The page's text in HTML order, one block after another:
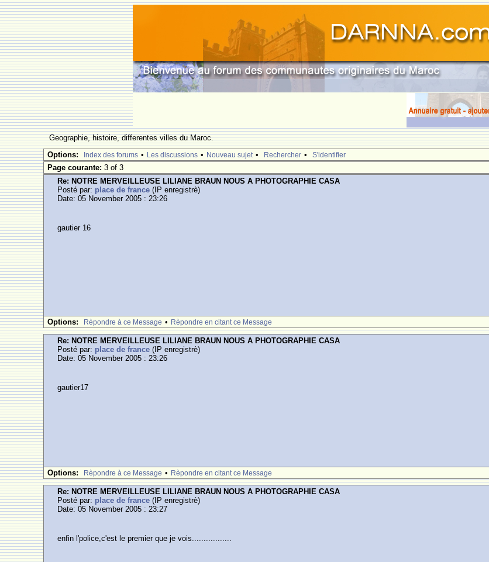
Geographie, histoire, differentes villes du Maroc.
Options: Index des forums • Les discussions • Nouveau sujet • Rechercher • S'identifier
Page courante:3 of 3
Re: NOTRE MERVEILLEUSE LILIANE BRAUN NOUS A PHOTOGRAPHIE CASA
Posté par: place de france (IP enregistrè)
Date: 05 November 2005 : 23:26
gautier 16
Options: Rèpondre à ce Message • Rèpondre en citant ce Message
Re: NOTRE MERVEILLEUSE LILIANE BRAUN NOUS A PHOTOGRAPHIE CASA
Posté par: place de france (IP enregistrè)
Date: 05 November 2005 : 23:26
gautier17
Options: Rèpondre à ce Message • Rèpondre en citant ce Message
Re: NOTRE MERVEILLEUSE LILIANE BRAUN NOUS A PHOTOGRAPHIE CASA
Posté par: place de france (IP enregistrè)
Date: 05 November 2005 : 23:27
enfin l'police,c'est le premier que je vois.................